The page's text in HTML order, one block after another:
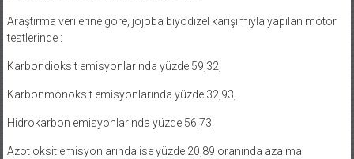
Araştırma verilerine göre, jojoba biyodizel karışımıyla yapılan motor
testlerinde :
Karbondioksit emisyonlarında yüzde 59,32,
Karbonmonoksit emisyonlarında yüzde 32,93,
Hidrokarbon emisyonlarında yüzde 56,73,
Azot oksit emisyonlarında ise yüzde 20,89 oranında azalma